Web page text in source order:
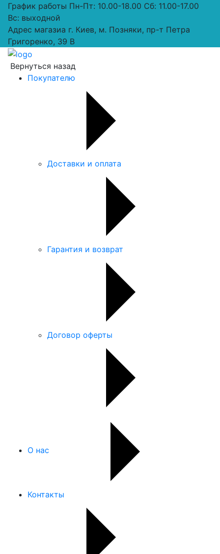
График работы Пн-Пт: 10.00-18.00 Сб: 11.00-17.00
Вс: выходной
Адрес магазиа г. Киев, м. Позняки, пр-т Петра
Григоренко, 39 В
Вернуться назад
Покупателю
Доставки и оплата
Гарантия и возврат
Договор оферты
О нас
Контакты